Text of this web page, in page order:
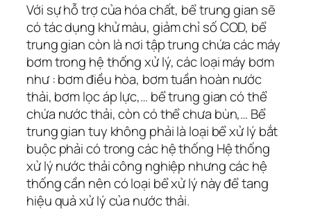
Với sự hỗ trợ của hóa chất, bể trung gian sẽ
có tác dụng khử màu, giảm chỉ số COD, bể
trung gian còn là nơi tập trung chứa các máy
bơm trong hệ thống xử lý, các loại máy bơm
như : bơm điều hòa, bơm tuần hoàn nước
thải, bơm lọc áp lực,… bể trung gian có thể
chứa nước thải, còn có thể chưa bùn,… Bể
trung gian tuy không phải là loại bể xử lý bắt
buộc phải có trong các hệ thống Hệ thống
xử lý nước thải công nghiệp nhưng các hệ
thống cần nên có loại bể xử lý này để tang
hiệu quả xử lý của nước thải.